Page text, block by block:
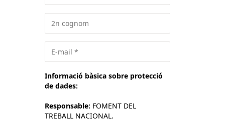
Informació bàsica sobre protecció
de dades:
Responsable: FOMENT DEL
TREBALL NACIONAL.